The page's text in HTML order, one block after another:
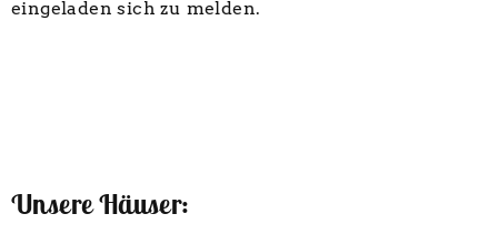
eingeladen sich zu melden.
Unsere Häuser: